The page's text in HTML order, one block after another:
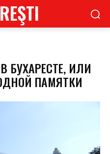
БУХАРЕСТЕ, ИЛИ
ПАМЯТКИ